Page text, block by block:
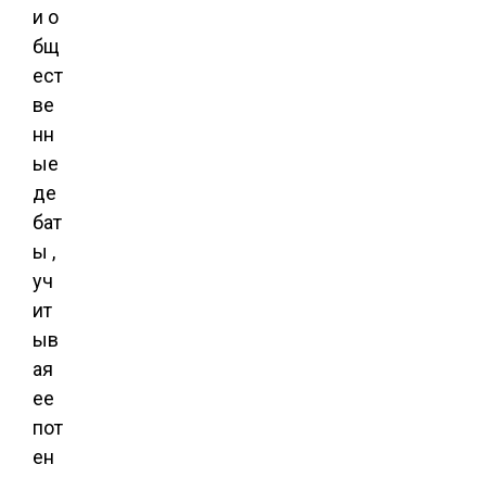
и о
бщ
ест
ве
нн
ые
де
бат
ы ,
уч
ит
ыв
ая
ее
пот
ен